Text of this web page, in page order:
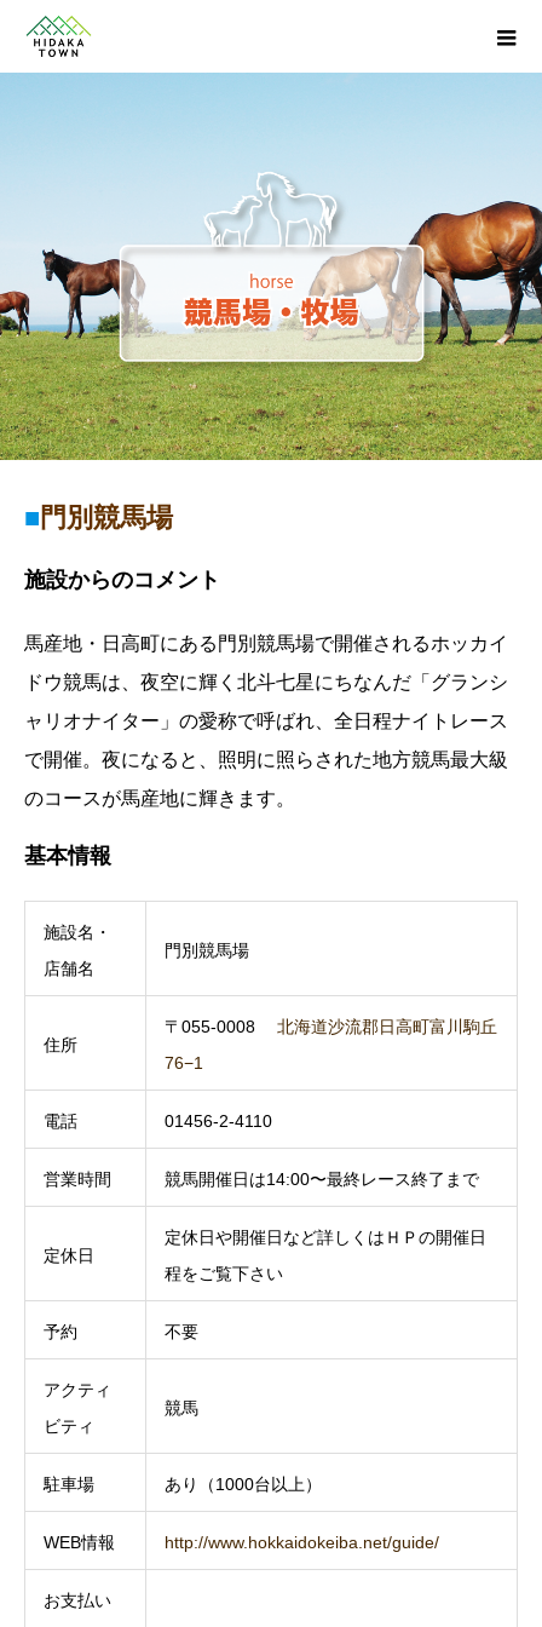
■ 門別競馬場
施設からのコメント
馬産地・日高町にある門別競馬場で開催されるホッカイ
ドウ競馬は、夜空に輝く北斗七星にちなんだ「グランシ
ャリオナイター」の愛称で呼ばれ、全日程ナイトレース
で開催。夜になると、照明に照らされた地方競馬最大級
のコースが馬産地に輝きます。
基本情報
施設名・
店舗名
門別競馬場
住所
〒055-0008 北海道沙流郡日高町富川駒丘
76−1
電話 01456-2-4110
営業時間 競馬開催日は14:00〜最終レース終了まで
定休日
定休日や開催日など詳しくはＨＰの開催日
程をご覧下さい
予約 不要
アクティ
ビティ
競馬
駐車場 あり（1000台以上）
WEB情報 http://www.hokkaidokeiba.net/guide/
お支払い